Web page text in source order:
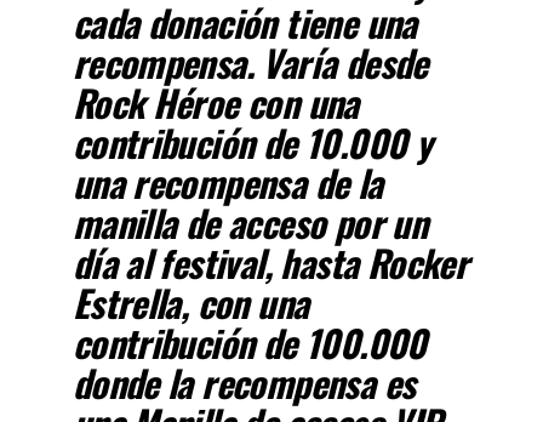
cada donación tiene una
recompensa. Varía desde
Rock Héroe con una
contribución de 10.000 y
una recompensa de la
manilla de acceso por un
día al festival, hasta Rocker
Estrella, con una
contribución de 100.000
donde la recompensa es